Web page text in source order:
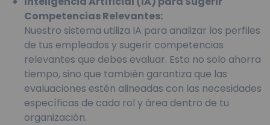
Competencias Relevantes:
Nuestro sistema utiliza IA para analizar los perfiles
de tus empleados y sugerir competencias
relevantes que debes evaluar. Esto no solo ahorra
tiempo, sino que también garantiza que las
evaluaciones estén alineadas con las necesidades
específicas de cada rol y área dentro de tu
organización.